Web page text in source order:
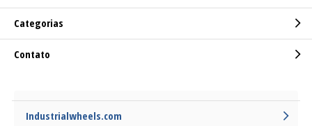
Categorias
Contato
Industrialwheels.com